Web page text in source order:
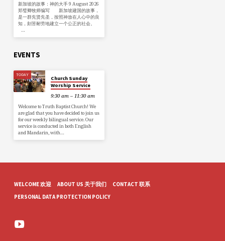
新加坡的故事：神的大手 9 August 2026
郑璧卿牧师编写 新加坡建国的故事，
是一群先贤先圣，按照神放在人心中的良
知，刻苦耐劳地建立一个公正的社会。
…
EVENTS
TODAY
Church Sunday
Worship Service
9:30 am – 11:30 am
Welcome to Truth Baptist Church! We
are glad that you have decided to join us
for our weekly bilingual service. Our
service is conducted in both English
and Mandarin, with…
WELCOME 欢迎 ABOUT US 关于我们
CONTACT 联系
PERSONAL DATA PROTECTION POLICY